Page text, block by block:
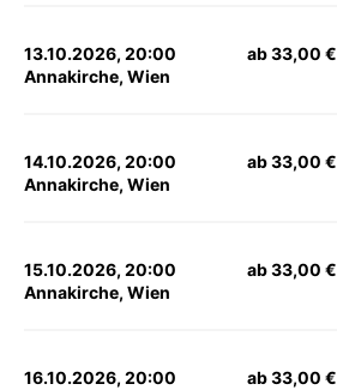
13.10.2026, 20:00
Annakirche, Wien
ab 33,00 €
14.10.2026, 20:00
Annakirche, Wien
ab 33,00 €
15.10.2026, 20:00
Annakirche, Wien
ab 33,00 €
16.10.2026, 20:00
ab 33,00 €